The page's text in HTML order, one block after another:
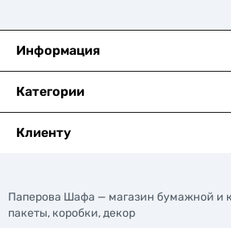
Информация
Категории
Клиенту
Паперова Шафа — магазин бумажной и
пакеты, коробки, декор